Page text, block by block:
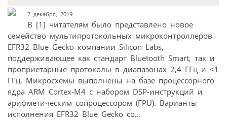
2 декабря, 2019
В [1] читателям было представлено новое
семейство мультипротокольных микроконтроллеров
EFR32 Blue Gecko компании Silicon Labs,
поддерживающее как стандарт Bluetooth Smart, так и
проприетарные протоколы в диапазонах 2,4 ГГц и <1
ГГц. Микросхемы выполнены на базе процессорного
ядра ARM Cortex-M4 с набором DSP-инструкций и
арифметическим сопроцессором (FPU). Варианты
исполнения EFR32 Blue Gecko со...